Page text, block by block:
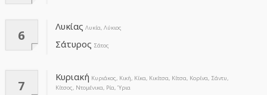
6
Λυκίας Λυκία, Λύκιος
Σάτυρος Σάτος
7
Κυριακή Κυριάκος, Κική, Κίκα, Κικίτσα, Κίτσα, Κορίνα, Σάντυ,
Κίτσος, Ντομένικα, Ρία, Ύρια